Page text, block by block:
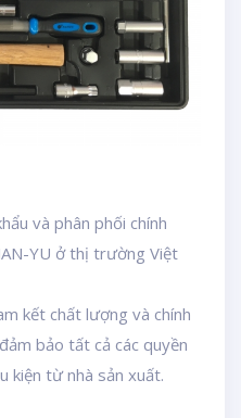
và phân phối chính
YU ở thị trường Việt
kết chất lượng và chính
bảo tất cả các quyền
kiện từ nhà sản xuất.